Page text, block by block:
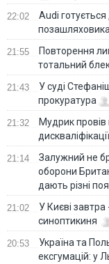
22:02
Audi
21:55
Повторення
тотальний
21:43
У суді
прокуратура
21:32
Мудрик провів
21:14
Залужний не
оборони
дають різні
21:02
У Києві завтра
синоптикиня
20:53
Україна та
ексгумацій: у